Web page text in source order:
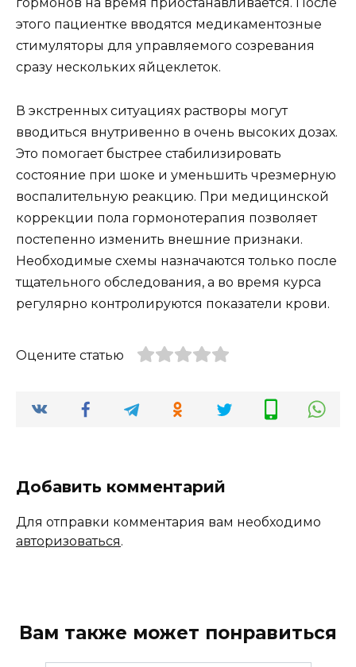
гормонов на время приостанавливается. После
этого пациентке вводятся медикаментозные
стимуляторы для управляемого созревания
сразу нескольких яйцеклеток.
В экстренных ситуациях растворы могут
вводиться внутривенно в очень высоких дозах.
Это помогает быстрее стабилизировать
состояние при шоке и уменьшить чрезмерную
воспалительную реакцию. При медицинской
коррекции пола гормонотерапия позволяет
постепенно изменить внешние признаки.
Необходимые схемы назначаются только после
тщательного обследования, а во время курса
регулярно контролируются показатели крови.
Оцените статью
Добавить комментарий
Для отправки комментария вам необходимо
авторизоваться.
Вам также может понравиться